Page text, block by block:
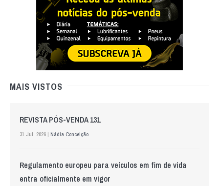
MAIS VISTOS
REVISTA PÓS-VENDA 131
31 Jul. 2026 | Nádia Conceição
Regulamento europeu para veículos em fim de vida
entra oficialmente em vigor